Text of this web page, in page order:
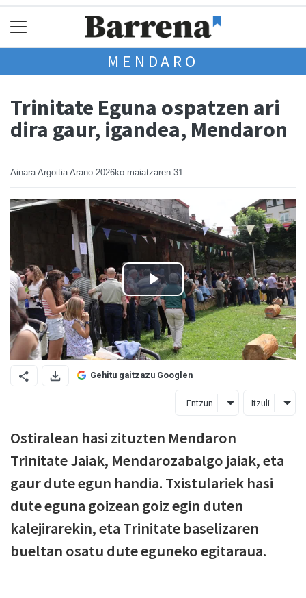
MENDARO
Trinitate Eguna ospatzen ari
dira gaur, igandea, Mendaron
Ainara Argoitia Arano 2026ko maiatzaren 31
Gehitu gaitzazu Googlen
Entzun Itzuli
Ostiralean hasi zituzten Mendaron
Trinitate Jaiak, Mendarozabalgo jaiak, eta
gaur dute egun handia. Txistulariek hasi
dute eguna goizean goiz egin duten
kalejirarekin, eta Trinitate baselizaren
bueltan osatu dute eguneko egitaraua.